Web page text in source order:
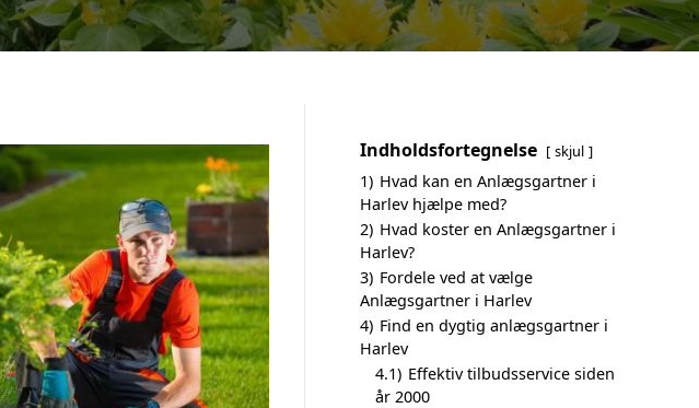
Indholdsfortegnelse skjul
1) Hvad kan en Anlægsgartner i
Harlev hjælpe med?
2) Hvad koster en Anlægsgartner i
Harlev?
3) Fordele ved at vælge
Anlægsgartner i Harlev
4) Find en dygtig anlægsgartner i
Harlev
4.1) Effektiv tilbudsservice siden
år 2000